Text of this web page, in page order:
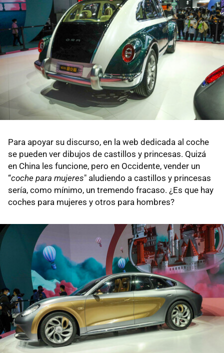
Para apoyar su discurso, en la web dedicada al coche
se pueden ver dibujos de castillos y princesas. Quizá
en China les funcione, pero en Occidente, vender un
“coche para mujeres" aludiendo a castillos y princesas
sería, como mínimo, un tremendo fracaso. ¿Es que hay
coches para mujeres y otros para hombres?